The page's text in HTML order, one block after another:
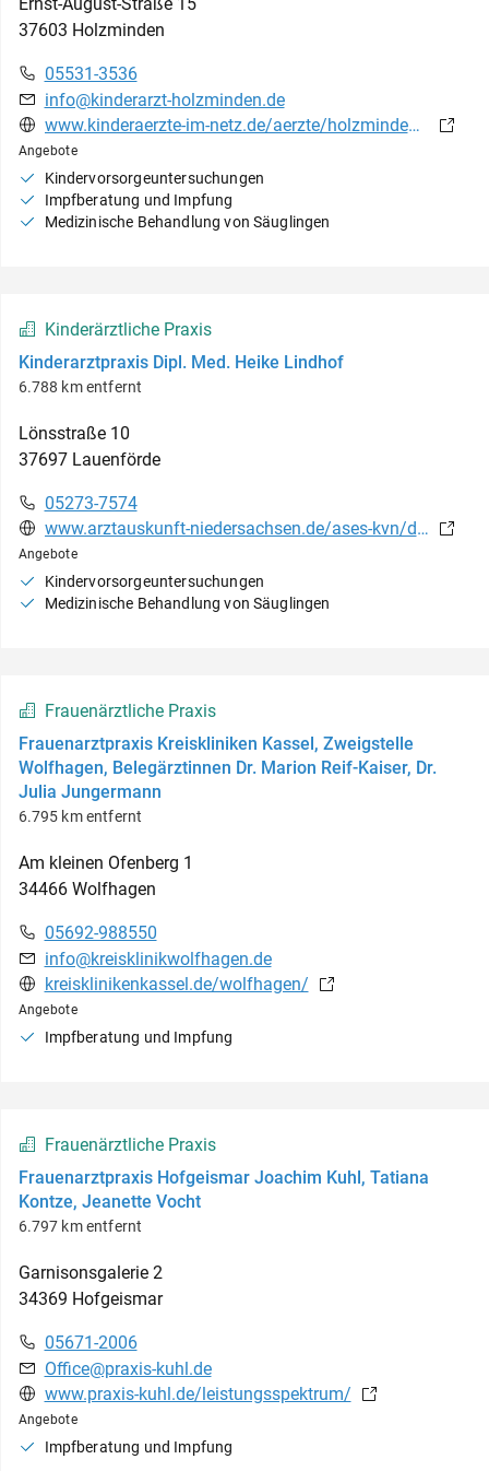
37603 Holzminden
05531-3536
info@kinderarzt-holzminden.de
www.kinderaerzte-im-netz.de/aerzte/holzminden/holzminden/startseite.html
Angebote
Kindervorsorgeuntersuchungen
Impfberatung und Impfung
Medizinische Behandlung von Säuglingen
Kinderärztliche Praxis
Kinderarztpraxis Dipl. Med. Heike Lindhof
6.788 km entfernt
Lönsstraße 10
37697 Lauenförde
05273-7574
www.arztauskunft-niedersachsen.de/ases-kvn/detail.jsf?id=864CAD73110D66D184C3723E0DDD36D5
Angebote
Kindervorsorgeuntersuchungen
Medizinische Behandlung von Säuglingen
Frauenärztliche Praxis
Frauenarztpraxis Kreiskliniken Kassel, Zweigstelle
Wolfhagen, Belegärztinnen Dr. Marion Reif-Kaiser, Dr.
Julia Jungermann
6.795 km entfernt
Am kleinen Ofenberg 1
34466 Wolfhagen
05692-988550
info@kreisklinikwolfhagen.de
kreisklinikenkassel.de/wolfhagen/
Angebote
Impfberatung und Impfung
Frauenärztliche Praxis
Frauenarztpraxis Hofgeismar Joachim Kuhl, Tatiana
Kontze, Jeanette Vocht
6.797 km entfernt
Garnisonsgalerie 2
34369 Hofgeismar
05671-2006
Office@praxis-kuhl.de
www.praxis-kuhl.de/leistungsspektrum/
Angebote
Impfberatung und Impfung